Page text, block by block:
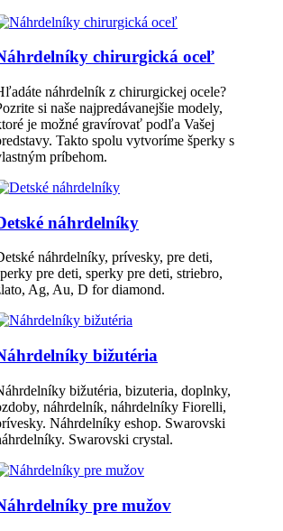
chirurgická oceľ
náhrdelník z chirurgickej ocele?
si naše najpredávanejšie modely,
je možné gravírovať podľa Vašej
Takto spolu vytvoríme šperky s
príbehom.
náhrdelníky
náhrdelníky, prívesky, pre deti,
pre deti, sperky pre deti, striebro,
Ag, Au, D for diamond.
bižutéria
bižutéria, bizuteria, doplnky,
náhrdelník, náhrdelníky Fiorelli,
Náhrdelníky eshop. Swarovski
Swarovski crystal.
pre mužov